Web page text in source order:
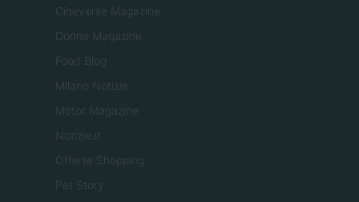
Cineverse Magazine
Donne Magazine
Food Blog
Milano Notizie
Motor Magazine
Notizie.it
Offerte Shopping
Pet Story